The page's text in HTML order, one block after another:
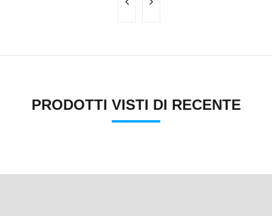
PRODOTTI VISTI DI RECENTE